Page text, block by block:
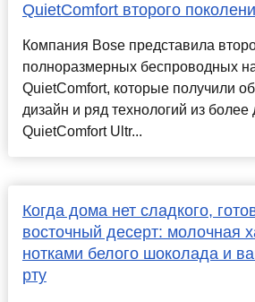
QuietComfort второго
Компания Bose представила
полноразмерных беспроводных
QuietComfort, которые получили
дизайн и ряд технологий из
QuietComfort Ultr...
Когда дома нет сладкого,
восточный десерт: молочная
нотками белого шоколада и
рту